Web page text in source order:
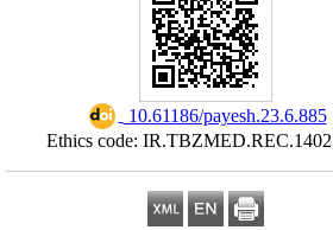
‎ 10.61186/payesh.23.6.885
Ethics code: